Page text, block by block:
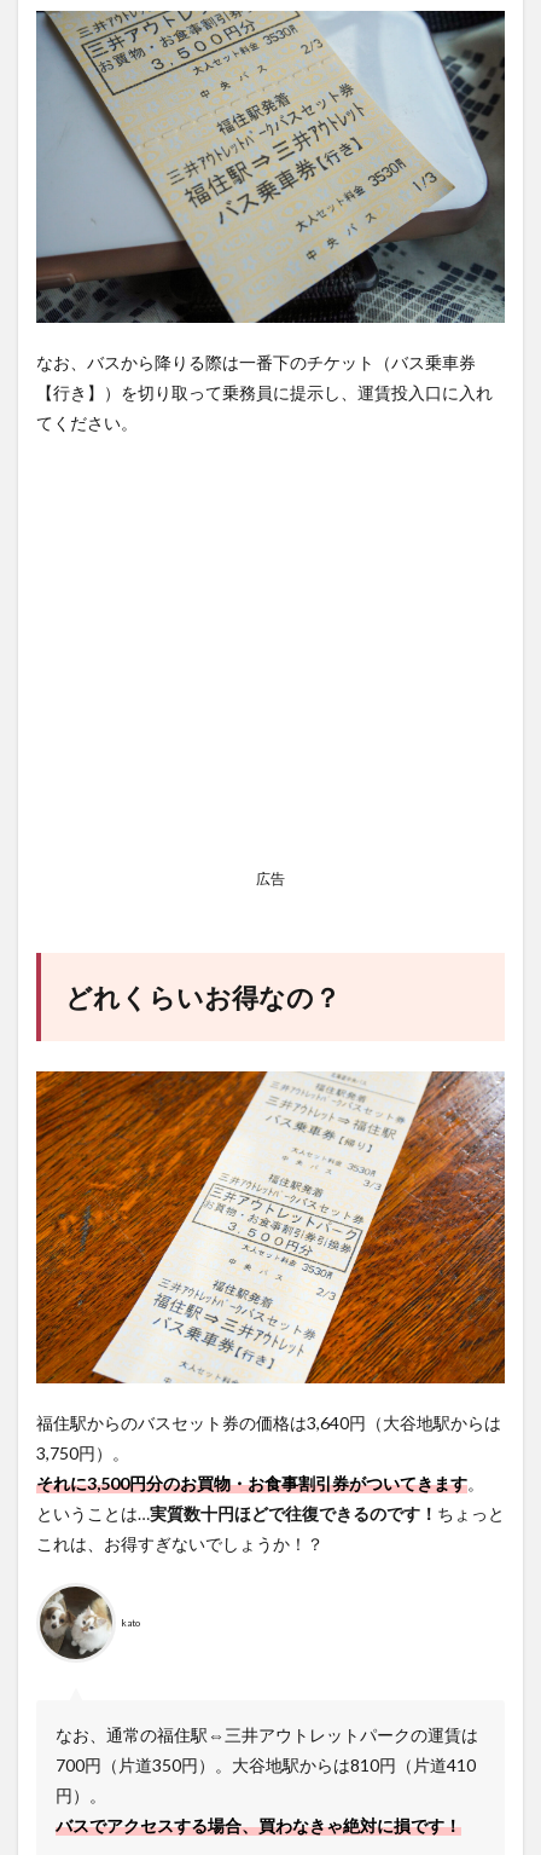
なお、バスから降りる際は一番下のチケット（バス乗車券
【行き】）を切り取って乗務員に提示し、運賃投入口に入れ
てください。
広告
どれくらいお得なの？
福住駅からのバスセット券の価格は3,640円（大谷地駅からは
3,750円）。
それに3,500円分のお買物・お食事割引券がついてきます。
ということは…実質数十円ほどで往復できるのです！ ちょっと
これは、お得すぎないでしょうか！？
kato
なお、通常の福住駅⇔三井アウトレットパークの運賃は
700円（片道350円）。大谷地駅からは810円（片道410
円）。
バスでアクセスする場合、買わなきゃ絶対に損です！